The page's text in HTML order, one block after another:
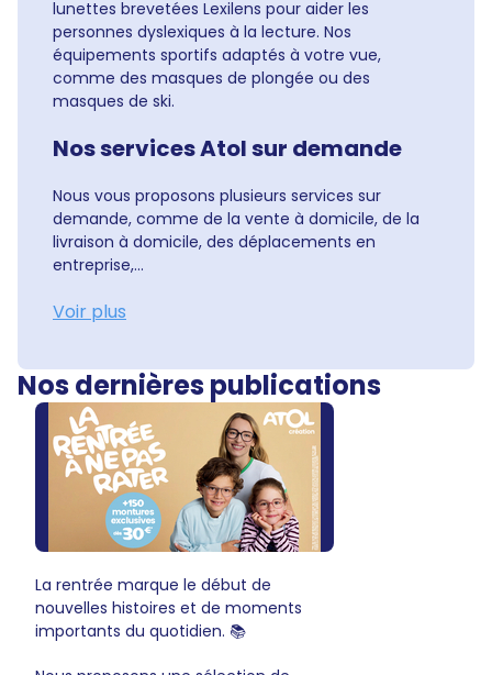
lunettes brevetées Lexilens pour aider les
personnes dyslexiques à la lecture. Nos
équipements sportifs adaptés à votre vue,
comme des masques de plongée ou des
masques de ski.
Nos services Atol sur demande
Nous vous proposons plusieurs services sur
demande, comme de la vente à domicile, de la
livraison à domicile, des déplacements en
entreprise,...
Voir plus
Nos dernières publications
La rentrée marque le début de
nouvelles histoires et de moments
importants du quotidien. 📚